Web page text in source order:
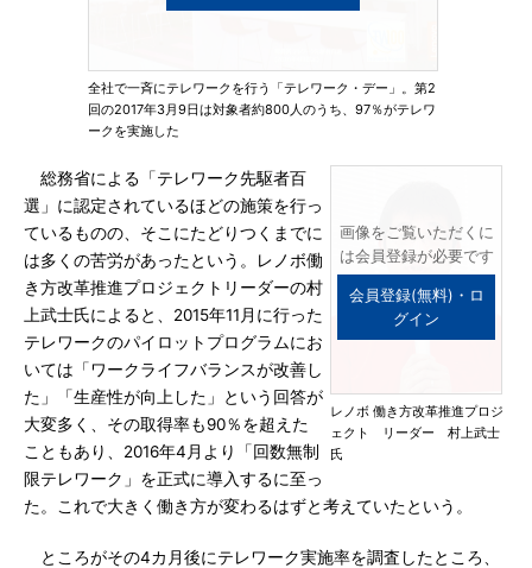
全社で一斉にテレワークを行う「テレワーク・デー」。第2
回の2017年3月9日は対象者約800人のうち、97％がテレワ
ークを実施した
画像をご覧いただくに
は会員登録が必要です
会員登録(無料)・ロ
グイン
レノボ 働き方改革推進プロジ
ェクト リーダー 村上武士
氏
総務省による「テレワーク先駆者百
選」に認定されているほどの施策を行っ
ているものの、そこにたどりつくまでに
は多くの苦労があったという。レノボ働
き方改革推進プロジェクトリーダーの村
上武士氏によると、2015年11月に行った
テレワークのパイロットプログラムにお
いては「ワークライフバランスが改善し
た」「生産性が向上した」という回答が
大変多く、その取得率も90％を超えた
こともあり、2016年4月より「回数無制
限テレワーク」を正式に導入するに至っ
た。これで大きく働き方が変わるはずと考えていたという。
ところがその4カ月後にテレワーク実施率を調査したところ、